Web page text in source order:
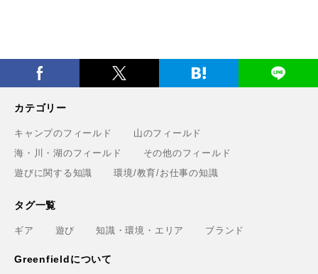
カテゴリー
キャンプのフィールド
山のフィールド
海・川・湖のフィールド
その他のフィールド
遊びに関する知識
環境/教育/お仕事の知識
タグ一覧
ギア 遊び 知識・環境・エリア ブランド
Greenfieldについて